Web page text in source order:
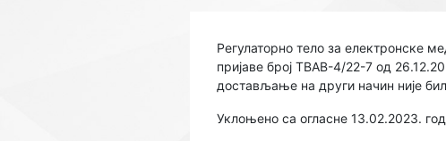
Регулаторно тело за електронске
пријаве број ТВАВ-4/22-7 од
достављање на други начин није
Уклоњено са огласне 13.02.2023.